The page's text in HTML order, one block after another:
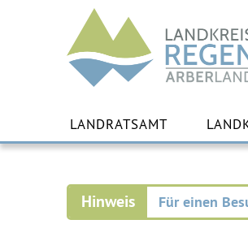
Landkreis
Regen
LANDRATSAMT
Für einen